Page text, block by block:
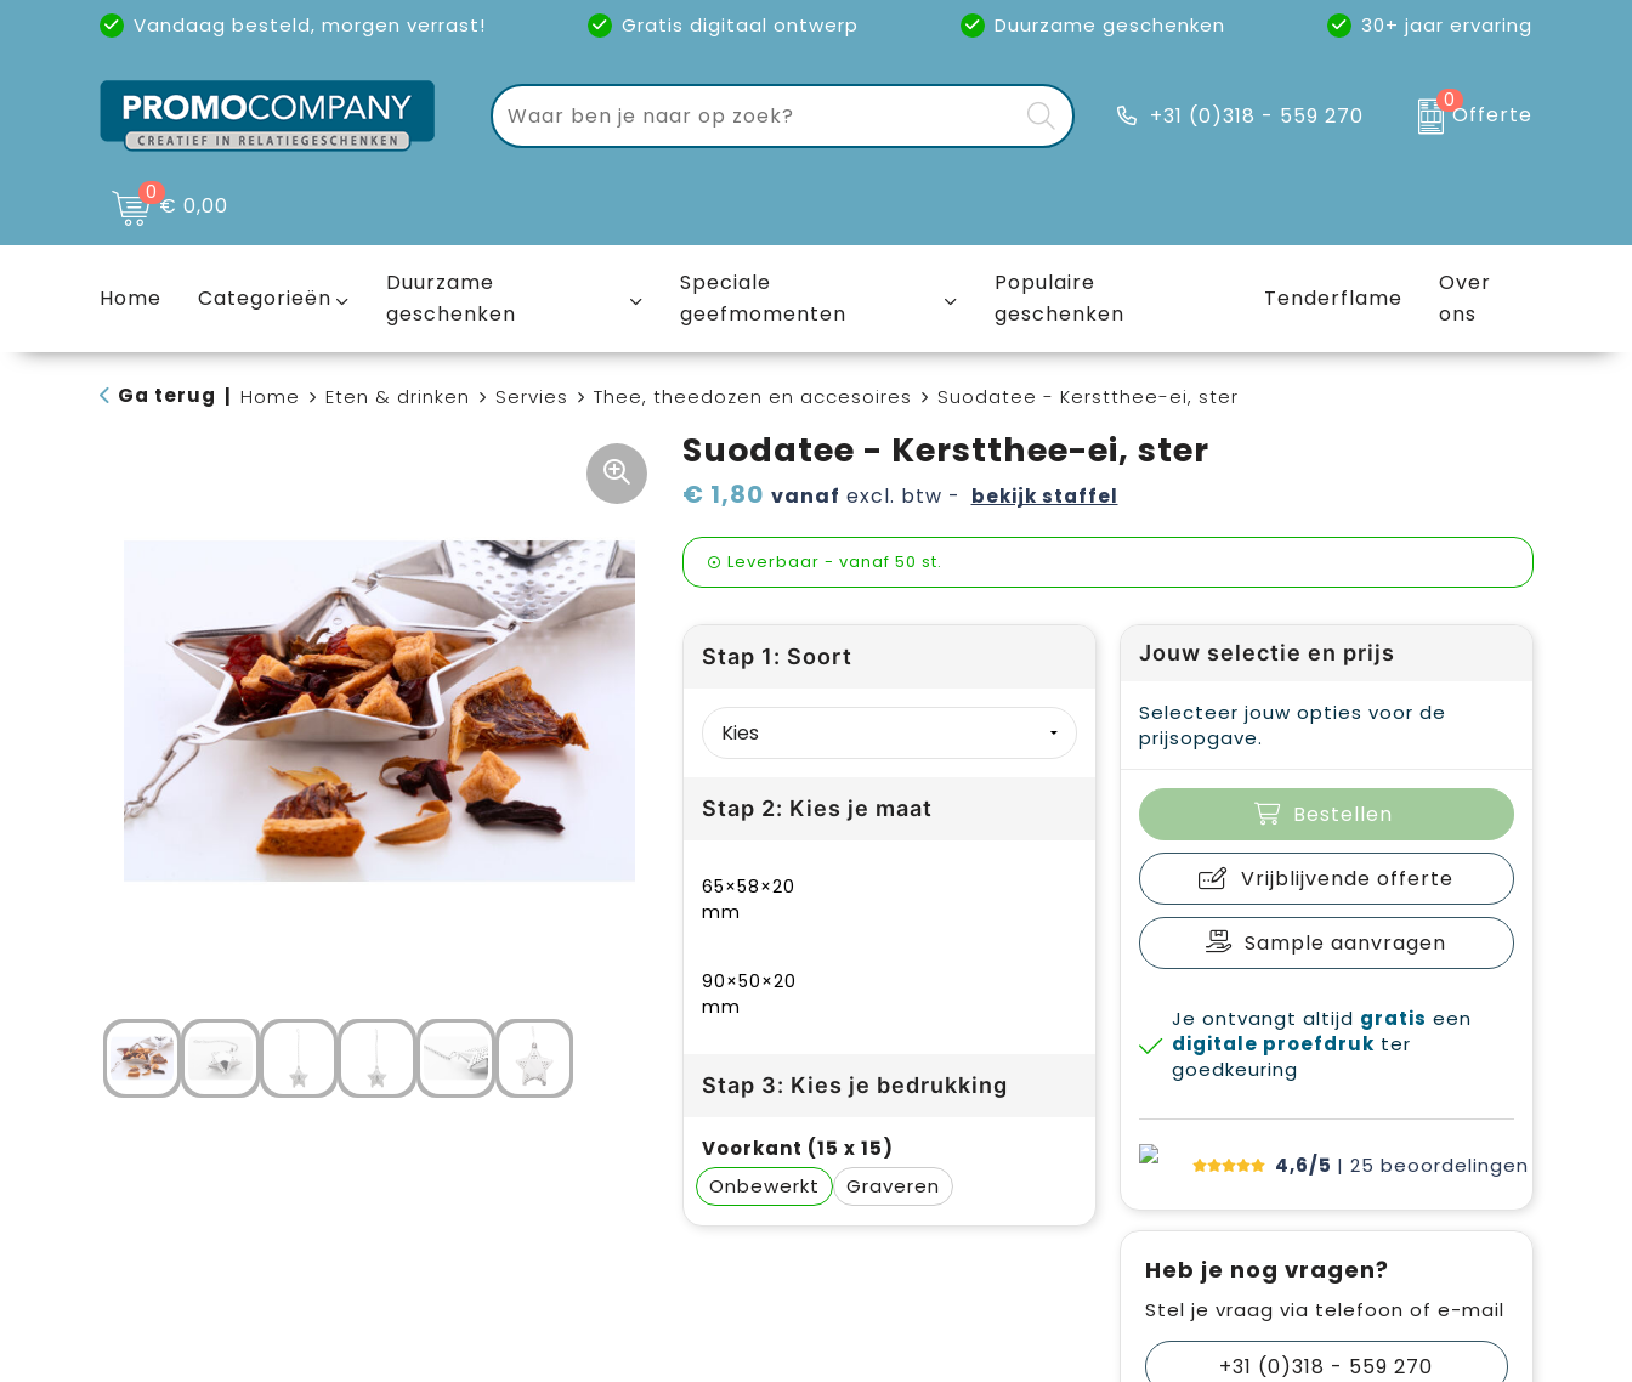
Vandaag besteld, morgen verrast! Gratis digitaal ontwerp Duurzame geschenken
30+ jaar ervaring
Uitstekende reviews(4,6/5)
+31 (0)318 - 559 270
0
Offerte
0€ 0,00
Home Categorieën
Duurzame
geschenken
Speciale
geefmomenten
Populaire
geschenken
Tenderflame
Over
ons
Ga terug Home Eten & drinken Servies Thee, theedozen en accesoires Suodatee - Kerstthee-ei, ster
Suodatee - Kerstthee-ei, ster
€ 1,80 vanaf excl. btw - bekijk staffel
Leverbaar - vanaf 50 st.
Stap 1: Soort
Stap 2: Kies je maat
65×58×20
mm
90×50×20
mm
Stap 3: Kies je bedrukking
Voorkant (15 x 15)
Onbewerkt
Graveren
Jouw selectie en prijs
Selecteer jouw opties voor de
prijsopgave.
Bestellen
Vrijblijvende offerte
Sample aanvragen
Je ontvangt altijd gratis een
digitale proefdruk ter
goedkeuring
4,6/5 | 25 beoordelingen
Heb je nog vragen?
Stel je vraag via telefoon of e-mail
+31 (0)318 - 559 270